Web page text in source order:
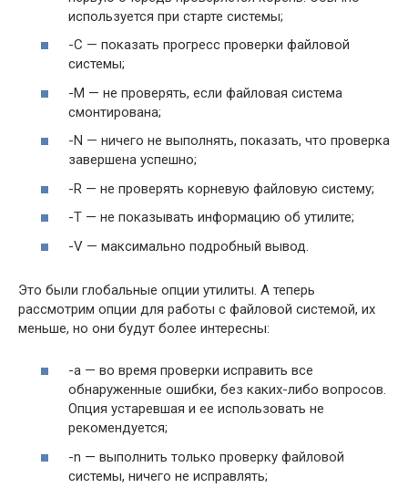
используется при старте системы;
-C — показать прогресс проверки файловой
системы;
-M — не проверять, если файловая система
смонтирована;
-N — ничего не выполнять, показать, что проверка
завершена успешно;
-R — не проверять корневую файловую систему;
-T — не показывать информацию об утилите;
-V — максимально подробный вывод.
Это были глобальные опции утилиты. А теперь
рассмотрим опции для работы с файловой системой, их
меньше, но они будут более интересны:
-a — во время проверки исправить все
обнаруженные ошибки, без каких-либо вопросов.
Опция устаревшая и ее использовать не
рекомендуется;
-n — выполнить только проверку файловой
системы, ничего не исправлять;